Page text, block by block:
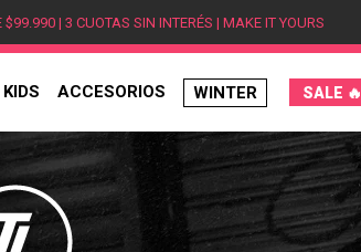
| 3 CUOTAS SIN INTERÉS | MAKE IT YOURS
KIDS ACCESORIOS WINTER SALE 🔥
MÁS BUSCADOS
hombre
jordan
mujer